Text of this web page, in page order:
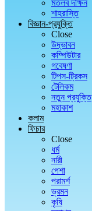
মতলব দক্ষিন
শাহরাস্তি
বিজ্ঞান-প্রযুক্তি
Close
উদ্ভাবন
কম্পিউটার
গবেষণা
টিপস-ট্রিকস
টেলিকম
নতুন প্রযুক্তি
মহাকাশ
কলাম
ফিচার
Close
ধর্ম
নারী
পেশা
পরামর্শ
ভ্রমন
কৃষি